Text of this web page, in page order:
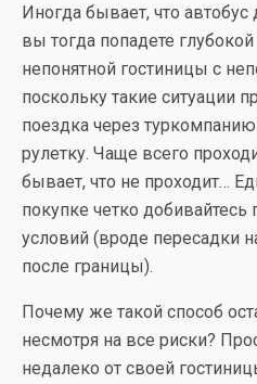
Иногда бывает, что
вы тогда попадете
непонятной гостиницы с
поскольку такие ситуации
поездка через
рулетку. Чаще всего
бывает, что не проходит…
покупке четко
условий (вроде пересадки
после границы).
Почему же такой способ
несмотря на все риски?
недалеко от своей